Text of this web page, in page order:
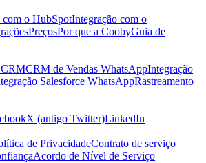
com o HubSpotIntegração com o
PreçosPor que a CoobyGuia de
CRMCRM de Vendas WhatsAppIntegração
Salesforce WhatsAppRastreamento
X (antigo Twitter)LinkedIn
de PrivacidadeContrato de serviço
Acordo de Nível de Serviço